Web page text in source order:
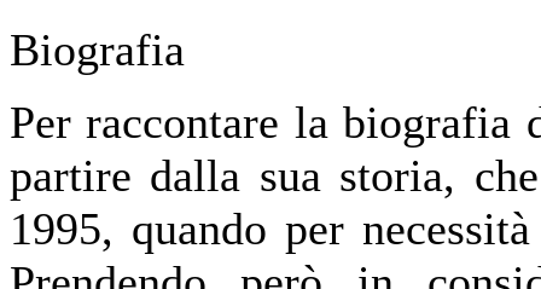
Biografia
Per raccontare la biografia
partire dalla sua storia,
1995, quando per